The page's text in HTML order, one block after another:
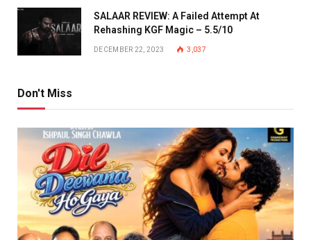
SALAAR REVIEW: A Failed Attempt At
Rehashing KGF Magic – 5.5/10
DECEMBER 22, 2023 3,037
Don't Miss